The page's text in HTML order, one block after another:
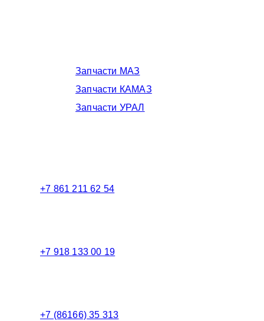
Запчасти МАЗ
Запчасти КАМАЗ
Запчасти УРАЛ
+7 861 211 62 54
+7 918 133 00 19
+7 (86166) 35 313